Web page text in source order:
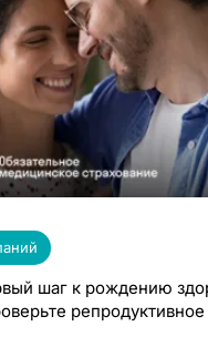
шаг к рождению
репродуктивное